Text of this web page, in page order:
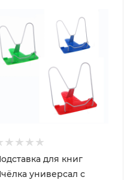
для книг
универсал с